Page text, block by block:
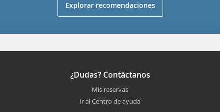
Explorar recomendaciones
¿Dudas? Contáctanos
Mis reservas
Ir al Centro de ayuda